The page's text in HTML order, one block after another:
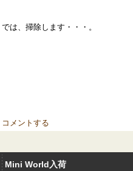
では、掃除します・・・。
コメントする
Mini World入荷